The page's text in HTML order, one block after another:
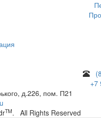
+7
д.226, пом. П21
TM. All Rights Reserved